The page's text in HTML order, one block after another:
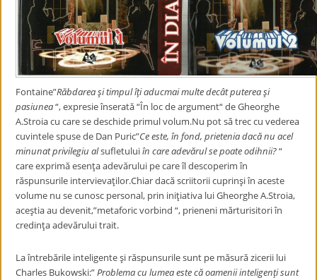
Fontaine”Răbdarea şi timpul îţi aducmai multe decât puterea şi
pasiunea“, expresie înserată “În loc de argument“ de Gheorghe
A.Stroia cu care se deschide primul volum.Nu pot să trec cu vederea
cuvintele spuse de Dan Puric”Ce este, în fond, prietenia dacă nu acel
minunat privilegiu alsufletuluiîn care adevărul se poate odihnii?“
care exprimă esenţa adevărului pe care îl descoperim în
răspunsurile intervievaţilor.Chiar dacă scriitorii cuprinşi în aceste
volume nu se cunosc personal, prin iniţiativa lui Gheorghe A.Stroia,
aceştia au devenit,”metaforic vorbind “, prieneni mărturisitori în
credinţa adevărului trait.
La întrebările inteligente şi răspunsurile sunt pe măsură zicerii lui
Charles Bukowski:”Problema cu lumea este că oamenii inteligenţi sunt